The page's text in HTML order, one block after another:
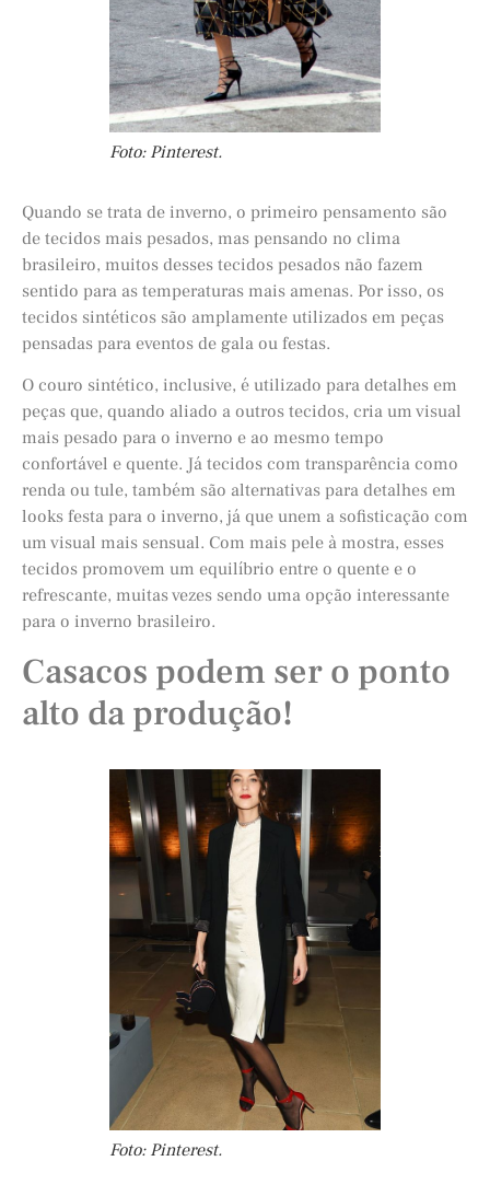
Foto: Pinterest.
Quando se trata de inverno, o primeiro pensamento são
de tecidos mais pesados, mas pensando no clima
brasileiro, muitos desses tecidos pesados não fazem
sentido para as temperaturas mais amenas. Por isso, os
tecidos sintéticos são amplamente utilizados em peças
pensadas para eventos de gala ou festas.
O couro sintético, inclusive, é utilizado para detalhes em
peças que, quando aliado a outros tecidos, cria um visual
mais pesado para o inverno e ao mesmo tempo
confortável e quente. Já tecidos com transparência como
renda ou tule, também são alternativas para detalhes em
looks festa para o inverno, já que unem a sofisticação com
um visual mais sensual. Com mais pele à mostra, esses
tecidos promovem um equilíbrio entre o quente e o
refrescante, muitas vezes sendo uma opção interessante
para o inverno brasileiro.
Casacos podem ser o ponto
alto da produção!
Foto: Pinterest.